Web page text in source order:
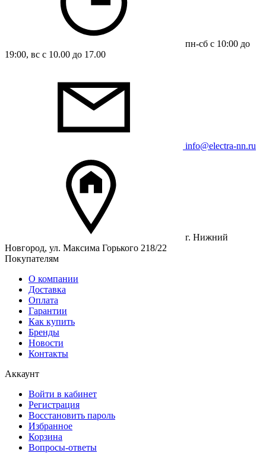
пн-сб с 10:00 до
19:00, вс с 10.00 до 17.00
info@electra-nn.ru
г. Нижний
Новгород, ул. Максима Горького 218/22
Покупателям
О компании
Доставка
Оплата
Гарантии
Как купить
Бренды
Новости
Контакты
Аккаунт
Войти в кабинет
Регистрация
Восстановить пароль
Избранное
Корзина
Вопросы-ответы